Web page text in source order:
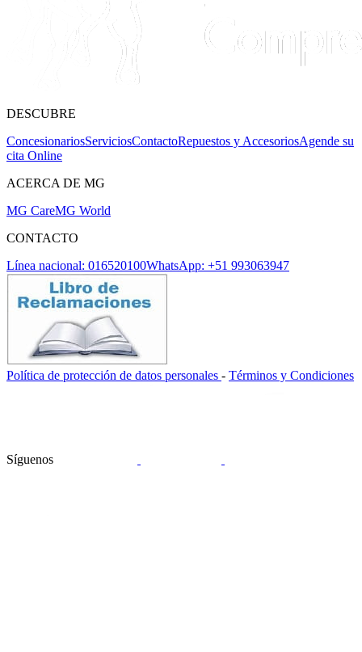
DESCUBRE
ConcesionariosServiciosContactoRepuestos y AccesoriosAgende su
cita Online
ACERCA DE MG
MG CareMG World
CONTACTO
Línea nacional: 016520100WhatsApp: +51 993063947
Política de protección de datos personales - Términos y Condiciones
Síguenos